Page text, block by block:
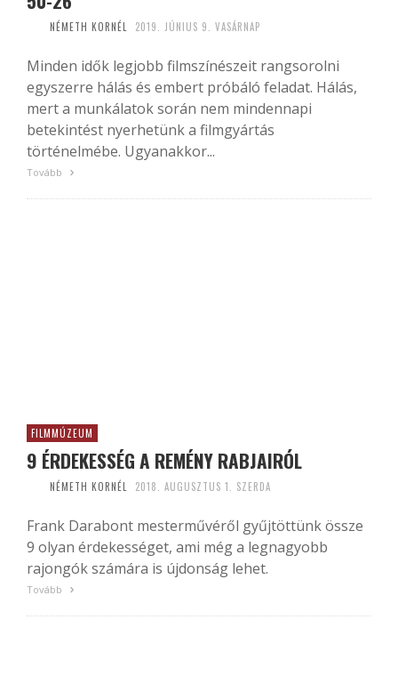
NÉMETH KORNÉL 2019. JÚNIUS 9. VASÁRNAP
Minden idők legjobb filmszínészeit rangsorolni
egyszerre hálás és embert próbáló feladat. Hálás,
mert a munkálatok során nem mindennapi
betekintést nyerhetünk a filmgyártás
történelmébe. Ugyanakkor...
Tovább
FILMMÚZEUM
9 ÉRDEKESSÉG A REMÉNY RABJAIRÓL
NÉMETH KORNÉL 2018. AUGUSZTUS 1. SZERDA
Frank Darabont mesterművéről gyűjtöttünk össze
9 olyan érdekességet, ami még a legnagyobb
rajongók számára is újdonság lehet.
Tovább